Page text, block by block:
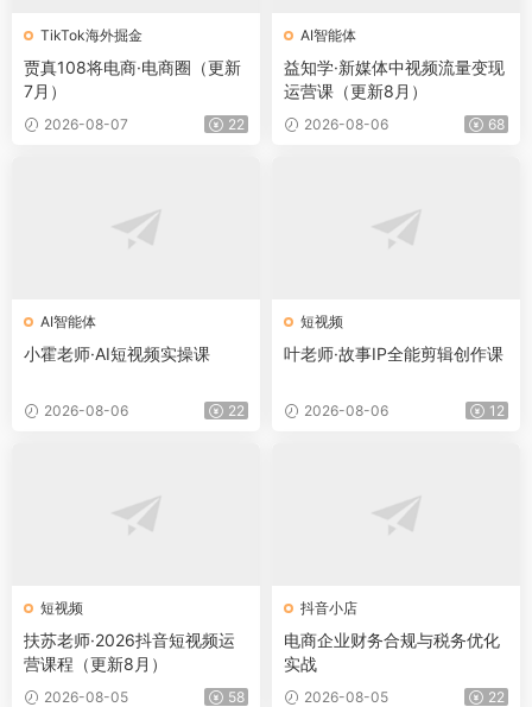
TikTok海外掘金
贾真108将电商·电商圈（更新
7月）
2026-08-07 22
AI智能体
益知学·新媒体中视频流量变现
运营课（更新8月）
2026-08-06 68
AI智能体
小霍老师·AI短视频实操课
2026-08-06 22
短视频
叶老师·故事IP全能剪辑创作课
2026-08-06 12
短视频
扶苏老师·2026抖音短视频运
营课程（更新8月）
2026-08-05 58
抖音小店
电商企业财务合规与税务优化
实战
2026-08-05 22